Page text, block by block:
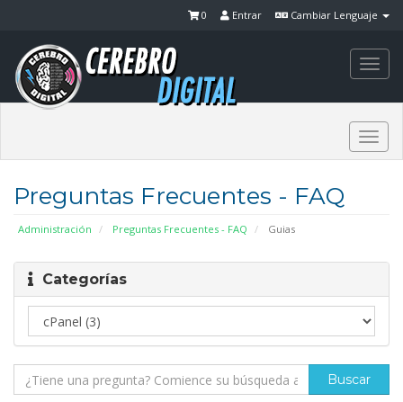
Cambiar Lenguaje
Entrar
0
Preguntas Frecuentes - FAQ
Administración Preguntas Frecuentes - FAQ Guias
Categorías